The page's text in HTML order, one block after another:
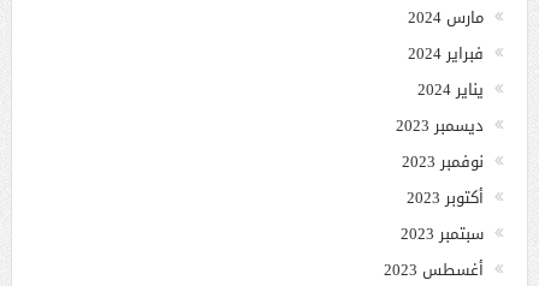
مارس 2024
فبراير 2024
يناير 2024
ديسمبر 2023
نوفمبر 2023
أكتوبر 2023
سبتمبر 2023
أغسطس 2023